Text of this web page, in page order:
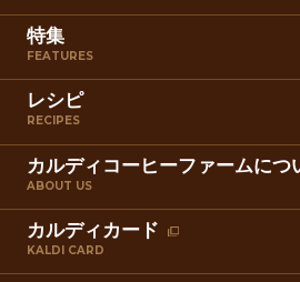
特集
FEATURES
レシピ
RECIPES
カルディコーヒーファームにつ
ABOUT US
カルディカード
KALDI CARD